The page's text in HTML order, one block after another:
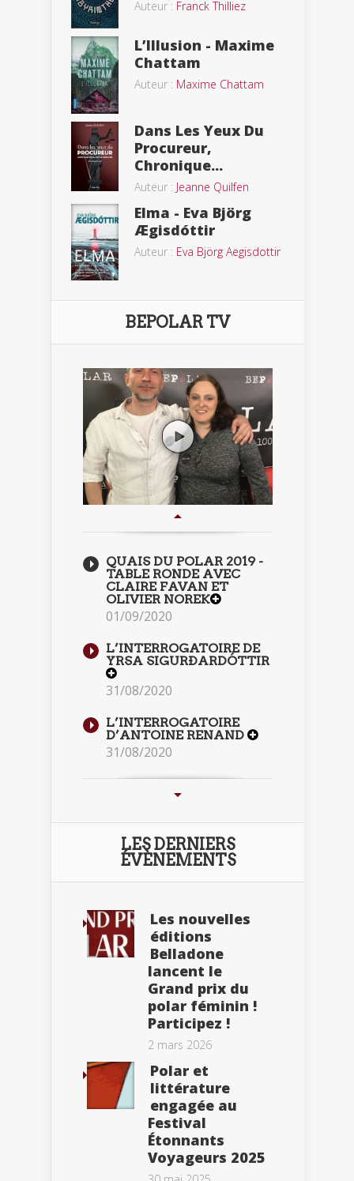
Auteur : Franck Thilliez
L’Illusion - Maxime
Chattam
Auteur : Maxime Chattam
Dans Les Yeux Du
Procureur,
Chronique...
Auteur : Jeanne Quilfen
Elma - Eva Björg
Ægisdóttir
Auteur : Eva Björg Aegisdottir
BEPOLAR TV
QUAIS DU POLAR 2019 -
TABLE RONDE AVEC
CLAIRE FAVAN ET
OLIVIER NOREK
01/09/2020
L’INTERROGATOIRE DE
YRSA SIGURÐARDÓTTIR
31/08/2020
L’INTERROGATOIRE
D’ANTOINE RENAND
31/08/2020
LES DERNIERS
ÉVÈNEMENTS
Les nouvelles
éditions
Belladone
lancent le
Grand prix du
polar féminin !
Participez !
2 mars 2026
Polar et
littérature
engagée au
Festival
Étonnants
Voyageurs 2025